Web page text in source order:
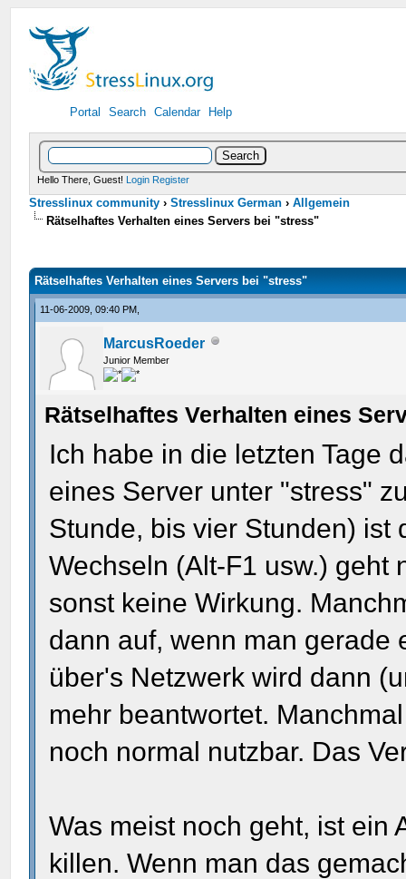
Portal Search Calendar Help
Hello There, Guest! Login Register
Stresslinux community ›Stresslinux German ›Allgemein
Rätselhaftes Verhalten eines Servers bei "stress"
Rätselhaftes Verhalten eines Servers bei "stress"
11-06-2009, 09:40 PM,
MarcusRoeder
Junior Member
Rätselhaftes Verhalten eines
Ich habe in die letzten Tage
eines Server unter "stress"
Stunde, bis vier Stunden) ist
Wechseln (Alt-F1 usw.) geht
sonst keine Wirkung.
dann auf, wenn man gerade
über's Netzwerk wird dann
mehr beantwortet.
noch normal nutzbar. Das
Was meist noch geht, ist ein
killen. Wenn man das